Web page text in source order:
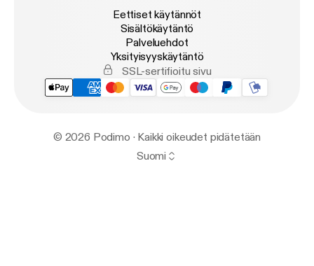
Eettiset käytännöt
Sisältökäytäntö
Palveluehdot
Yksityisyyskäytäntö
SSL-sertifioitu sivu
© 2026 Podimo · Kaikki oikeudet pidätetään
Suomi